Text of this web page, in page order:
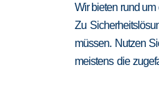
Wir bieten rund
Zu
müssen. Nutzen
meistens die